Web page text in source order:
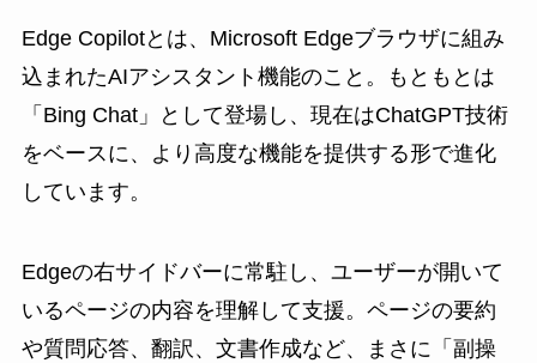
Edge Copilotとは、Microsoft Edgeブラウザに組み
込まれたAIアシスタント機能のこと。もともとは
「Bing Chat」として登場し、現在はChatGPT技術
をベースに、より高度な機能を提供する形で進化
しています。
Edgeの右サイドバーに常駐し、ユーザーが開いて
いるページの内容を理解して支援。ページの要約
や質問応答、翻訳、文書作成など、まさに「副操